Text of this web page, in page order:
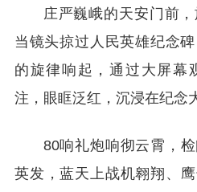
庄严巍峨的天安门前
当镜头掠过人民英雄纪念
的旋律响起，通过大屏幕
注，眼眶泛红，沉浸在纪念
80响礼炮响彻云霄，
英发，蓝天上战机翱翔、